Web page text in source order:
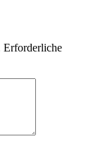
Erforderliche